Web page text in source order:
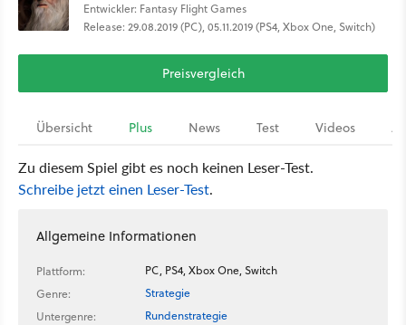
Entwickler: Fantasy Flight Games
Release: 29.08.2019 (PC), 05.11.2019 (PS4, Xbox One, Switch)
Preisvergleich
Übersicht Plus News Test Videos
Zu diesem Spiel gibt es noch keinen Leser-Test.
Schreibe jetzt einen Leser-Test.
Allgemeine Informationen
Plattform:
PC, PS4, Xbox One, Switch
Genre:
Strategie
Untergenre:
Rundenstrategie